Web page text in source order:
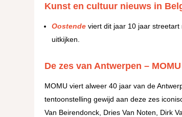
Kunst en cultuur nieuws in
Oostende viert dit jaar 10 jaar
uitkijken.
De zes van Antwerpen – MOMU
MOMU viert alweer 40 jaar van de
tentoonstelling gewijd aan deze zes
Van Beirendonck, Dries Van Noten, Dirk